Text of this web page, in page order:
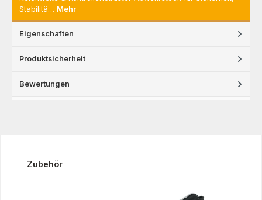
Stabilitä… Mehr
Eigenschaften
Produktsicherheit
Bewertungen
Produktgalerie überspringen
Zubehör